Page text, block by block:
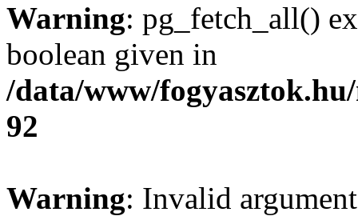
Warning: pg_fetch_all()
boolean given in
/data/www/
92
Warning: Invalid